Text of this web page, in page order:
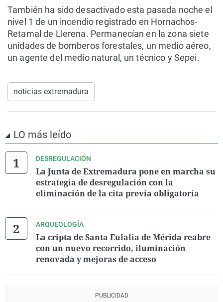
También ha sido desactivado esta pasada noche el
nivel 1 de un incendio registrado en Hornachos-
Retamal de Llerena. Permanecían en la zona siete
unidades de bomberos forestales, un medio aéreo,
un agente del medio natural, un técnico y Sepei.
noticias extremadura
LO más leído
DESREGULACIÓN
La Junta de Extremadura pone en marcha su
estrategia de desregulación con la
eliminación de la cita previa obligatoria
ARQUEOLOGÍA
La cripta de Santa Eulalia de Mérida reabre
con un nuevo recorrido, iluminación
renovada y mejoras de acceso